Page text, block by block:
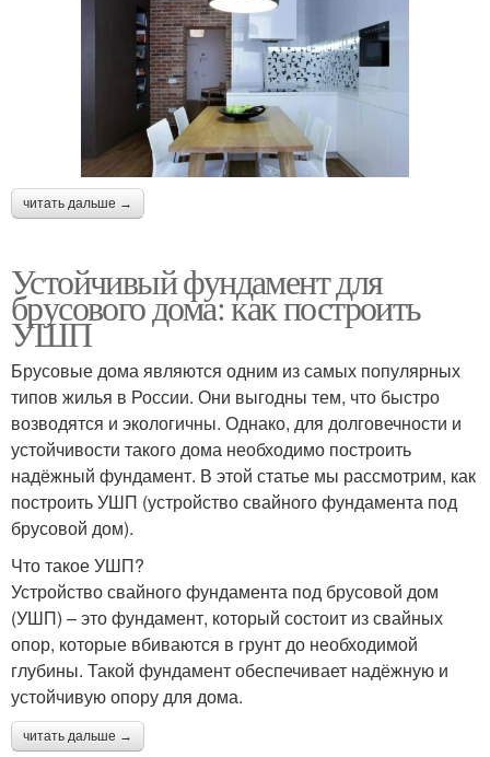
читать дальше →
Устойчивый фундамент для
брусового дома: как построить
УШП
Брусовые дома являются одним из самых популярных
типов жилья в России. Они выгодны тем, что быстро
возводятся и экологичны. Однако, для долговечности и
устойчивости такого дома необходимо построить
надёжный фундамент. В этой статье мы рассмотрим, как
построить УШП (устройство свайного фундамента под
брусовой дом).
Что такое УШП?
Устройство свайного фундамента под брусовой дом
(УШП) – это фундамент, который состоит из свайных
опор, которые вбиваются в грунт до необходимой
глубины. Такой фундамент обеспечивает надёжную и
устойчивую опору для дома.
читать дальше →